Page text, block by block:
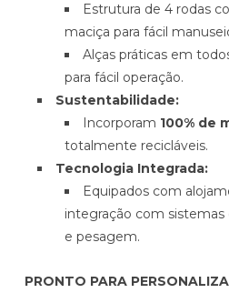
Estrutura de 4 rodas
maciça para fácil
Alças práticas em
para fácil operação.
Sustentabilidade:
Incorporam 100% de
totalmente recicláveis.
Tecnologia Integrada:
Equipados com
integração com
e pesagem.
PRONTO PARA